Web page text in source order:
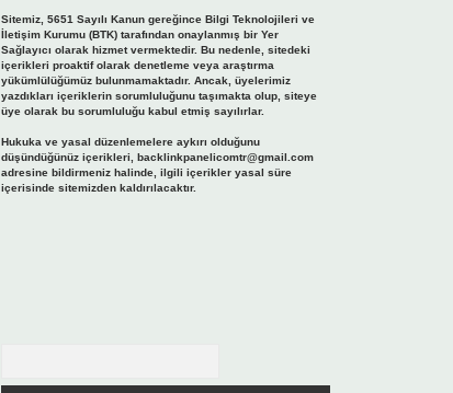
Sitemiz, 5651 Sayılı Kanun gereğince Bilgi Teknolojileri ve
İletişim Kurumu (BTK) tarafından onaylanmış bir Yer
Sağlayıcı olarak hizmet vermektedir. Bu nedenle, sitedeki
içerikleri proaktif olarak denetleme veya araştırma
yükümlülüğümüz bulunmamaktadır. Ancak, üyelerimiz
yazdıkları içeriklerin sorumluluğunu taşımakta olup, siteye
üye olarak bu sorumluluğu kabul etmiş sayılırlar.
Hukuka ve yasal düzenlemelere aykırı olduğunu
düşündüğünüz içerikleri, backlinkpanelicomtr@gmail.com
adresine bildirmeniz halinde, ilgili içerikler yasal süre
içerisinde sitemizden kaldırılacaktır.